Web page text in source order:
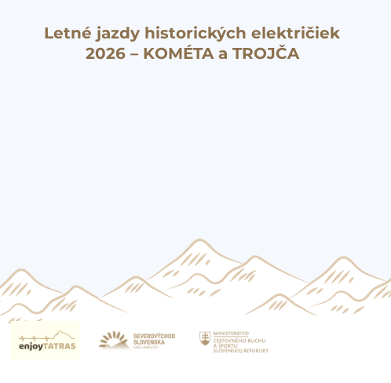
Letné jazdy historických električiek
2026 – KOMÉTA a TROJČA